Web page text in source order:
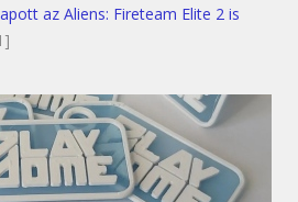
az Aliens: Fireteam Elite 2 is